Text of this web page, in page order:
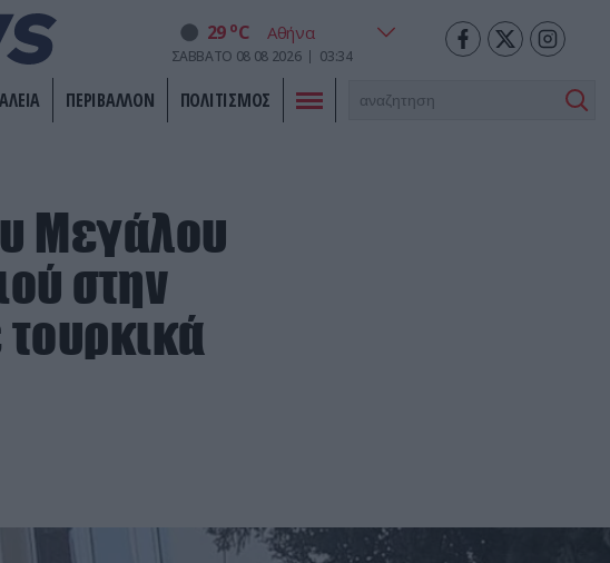
29 oC
ΣΑΒΒΑΤΟ 08 08 2026 03:34
ΠΕΡΙΒΑΛΛΟΝ ΠΟΛΙΤΙΣΜΟΣ
Μεγάλου
στην